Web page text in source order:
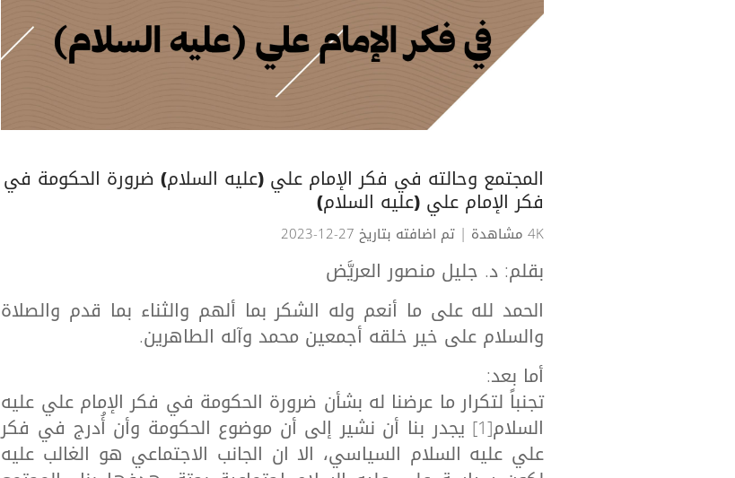
المجتمع وحالته في فكر الإمام علي (عليه السلام) ضرورة الحكومة في
فكر الإمام علي (عليه السلام)
4K مشاهدة | تم اضافته بتاريخ 27-12-2023
بقلم: د. جليل منصور العريَّض
الحمد لله على ما أنعم وله الشكر بما ألهم والثناء بما قدم والصلاة
والسلام على خير خلقه أجمعين محمد وآله الطاهرين.
أما بعد:
تجنباً لتكرار ما عرضنا له بشأن ضرورة الحكومة في فكر الإمام علي عليه
السلام[1] يجدر بنا أن نشير إلى أن موضوع الحكومة وأن أُدرج في فكر
علي عليه السلام السياسي، الا ان الجانب الاجتماعي هو الغالب عليه